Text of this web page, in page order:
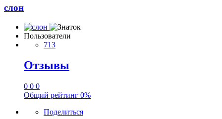
слон
Пользователи
713
Отзывы
0 0 0
Общий рейтинг 0%
Поделиться